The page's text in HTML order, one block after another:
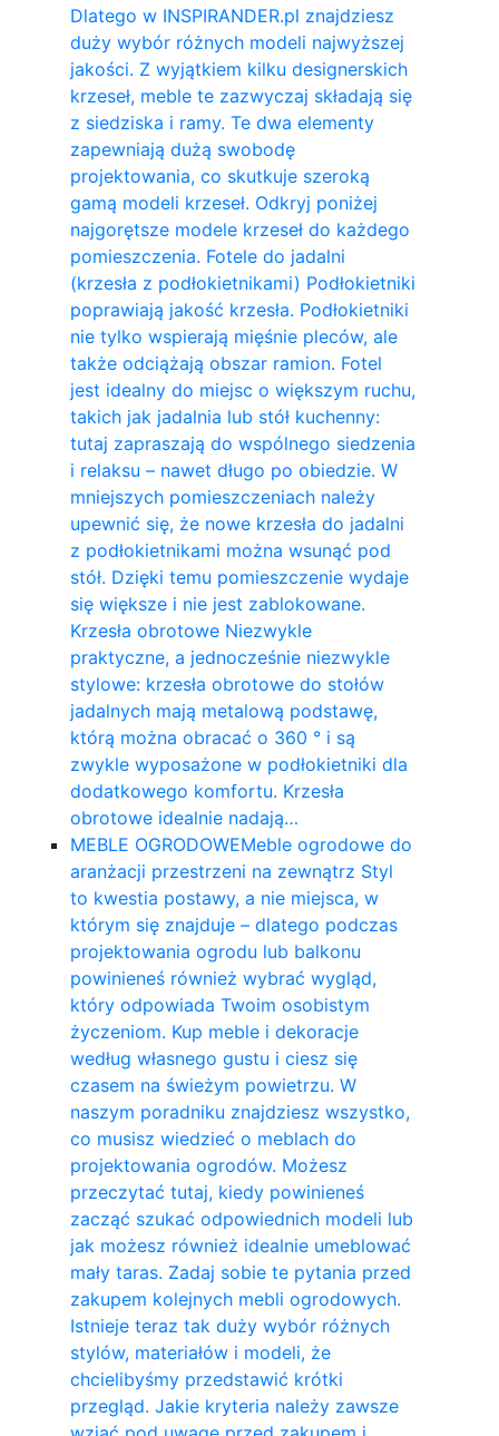
Dlatego w INSPIRANDER.pl znajdziesz
duży wybór różnych modeli najwyższej
jakości. Z wyjątkiem kilku designerskich
krzeseł, meble te zazwyczaj składają się
z siedziska i ramy. Te dwa elementy
zapewniają dużą swobodę
projektowania, co skutkuje szeroką
gamą modeli krzeseł. Odkryj poniżej
najgorętsze modele krzeseł do każdego
pomieszczenia. Fotele do jadalni
(krzesła z podłokietnikami) Podłokietniki
poprawiają jakość krzesła. Podłokietniki
nie tylko wspierają mięśnie pleców, ale
także odciążają obszar ramion. ​Fotel
jest idealny do miejsc o większym ruchu,
takich jak jadalnia lub stół kuchenny:
tutaj zapraszają do wspólnego siedzenia
i relaksu – nawet długo po obiedzie. W
mniejszych pomieszczeniach należy
upewnić się, że nowe krzesła do jadalni
z podłokietnikami można wsunąć pod
stół. Dzięki temu pomieszczenie wydaje
się większe i nie jest zablokowane.
Krzesła obrotowe Niezwykle
praktyczne, a jednocześnie niezwykle
stylowe: krzesła obrotowe do stołów
jadalnych mają metalową podstawę,
którą można obracać o 360 ° i są
zwykle wyposażone w podłokietniki dla
dodatkowego komfortu. Krzesła
obrotowe idealnie nadają…
MEBLE OGRODOWEMeble ogrodowe do
aranżacji przestrzeni na zewnątrz Styl
to kwestia postawy, a nie miejsca, w
którym się znajduje – dlatego podczas
projektowania ogrodu lub balkonu
powinieneś również wybrać wygląd,
który odpowiada Twoim osobistym
życzeniom. Kup meble i dekoracje
według własnego gustu i ciesz się
czasem na świeżym powietrzu. W
naszym poradniku znajdziesz wszystko,
co musisz wiedzieć o meblach do
projektowania ogrodów. Możesz
przeczytać tutaj, kiedy powinieneś
zacząć szukać odpowiednich modeli lub
jak możesz również idealnie umeblować
mały taras. Zadaj sobie te pytania przed
zakupem kolejnych mebli ogrodowych.
Istnieje teraz tak duży wybór różnych
stylów, materiałów i modeli, że
chcielibyśmy przedstawić krótki
przegląd. Jakie kryteria należy zawsze